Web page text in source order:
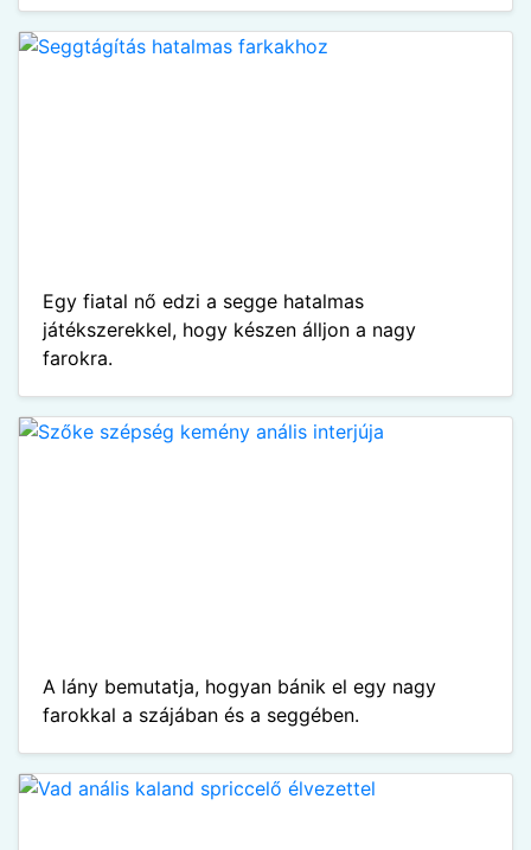
Egy fiatal nő edzi a segge hatalmas
játékszerekkel, hogy készen álljon a nagy
farokra.
A lány bemutatja, hogyan bánik el egy nagy
farokkal a szájában és a seggében.